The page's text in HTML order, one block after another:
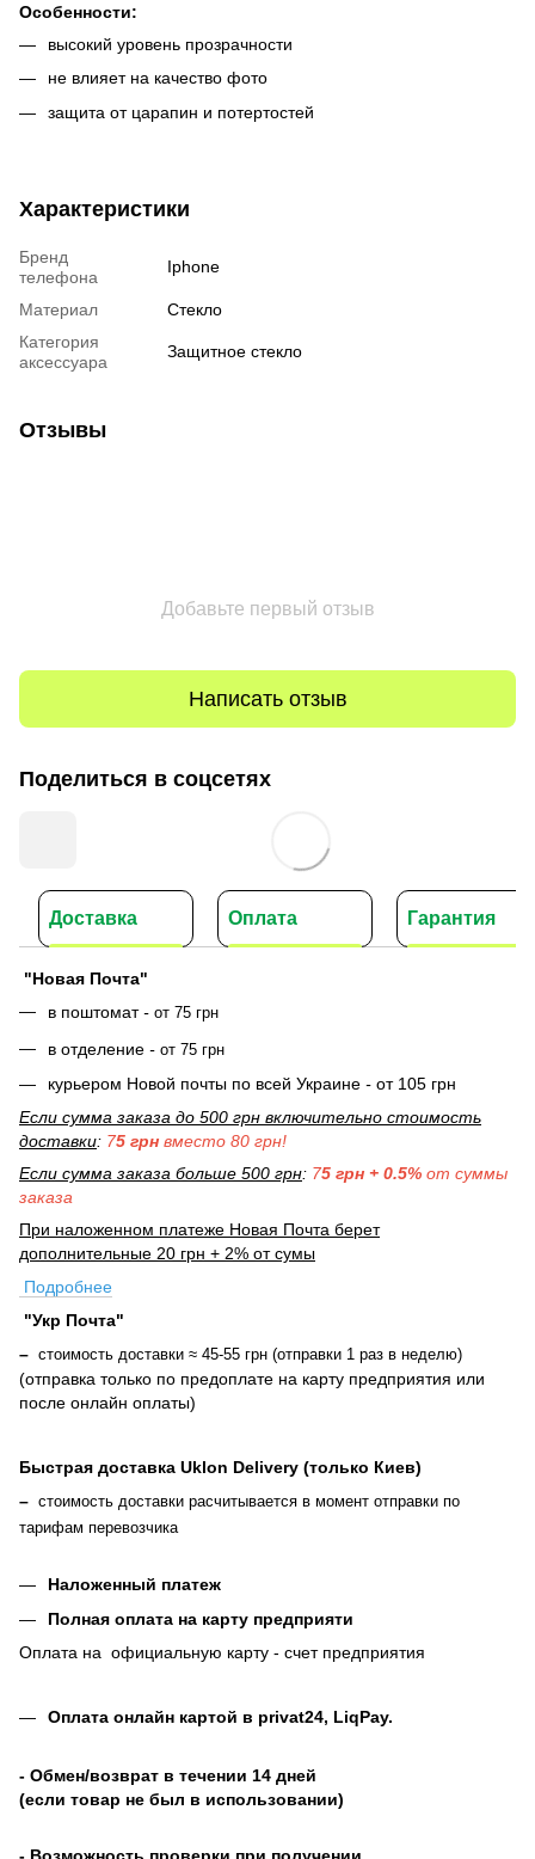
Особенности:
высокий уровень прозрачности
не влияет на качество фото
защита от царапин и потертостей
Характеристики
Бренд
телефона
Iphone
Материал
Стекло
Категория
аксессуара
Защитное стекло
Отзывы
Добавьте первый отзыв
Написать отзыв
Поделиться в соцсетях
Доставка Оплата Гарантия
"Новая Почта"
в поштомат- от 75 грн
в отделение - от 75 грн
курьером Новой почты по всей Украине - от 105 грн
Если сумма заказа до 500 грн включительно стоимость
доставки: 75 грн вместо 80 грн!
Если сумма заказа больше 500 грн: 75 грн + 0.5% от суммы
заказа
При наложенном платеже Новая Почта берет
дополнительные 20 грн + 2% от сумы
Подробнее
"Укр Почта"
– стоимость доставки ≈ 45-55 грн (отправки 1 раз в неделю)
(отправка только по предоплате на карту предприятия или
после онлайн оплаты)
Быстрая доставка Uklon Delivery (только Киев)
– стоимость доставки расчитывается в момент отправки по
тарифам перевозчика
Наложенный платеж
Полная оплата на карту предприяти
Оплата на официальную карту - счет предприятия
Оплата онлайн картой в privat24, LiqPay.
- Обмен/возврат в течении 14 дней
(если товар не был в использовании)
- Возможность проверки при получении